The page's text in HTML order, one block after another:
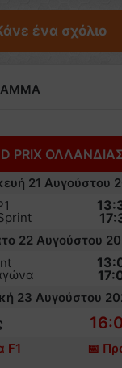
ένα σχόλιο
PRIX
21 Αυγούστου
22 Αυγούστου
23 Αυγούστου
F1 📅